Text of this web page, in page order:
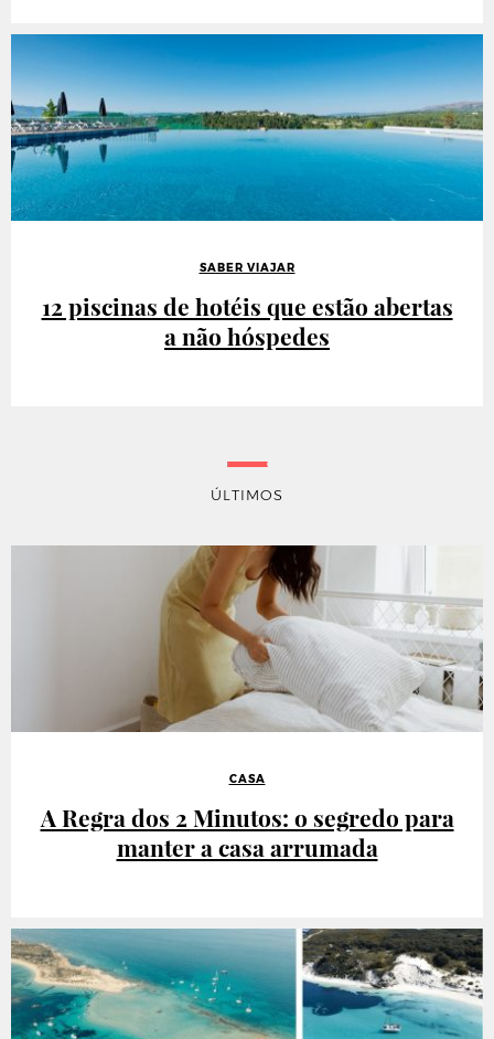
SABER VIAJAR
12 piscinas de hotéis que estão abertas
a não hóspedes
ÚLTIMOS
CASA
A Regra dos 2 Minutos: o segredo para
manter a casa arrumada